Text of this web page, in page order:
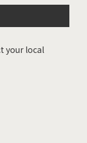
your local